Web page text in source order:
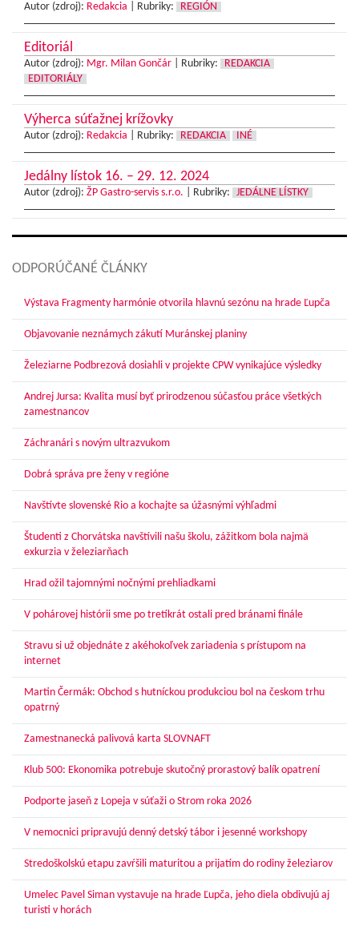
Autor (zdroj): Redakcia Rubriky: REGIÓN
Editoriál
Autor (zdroj): Mgr. Milan Gončár Rubriky:
REDAKCIA
EDITORIÁLY
Výherca súťažnej krížovky
Autor (zdroj): Redakcia Rubriky: REDAKCIA INÉ
Jedálny lístok 16. – 29. 12. 2024
Autor (zdroj): ŽP Gastro-servis s.r.o. Rubriky: JEDÁLNE LÍSTKY
ODPORÚČANÉ ČLÁNKY
Výstava Fragmenty harmónie otvorila hlavnú sezónu na hrade Ľupča
Objavovanie neznámych zákutí Muránskej planiny
Železiarne Podbrezová dosiahli v projekte CPW vynikajúce výsledky
Andrej Jursa: Kvalita musí byť prirodzenou súčasťou práce všetkých
zamestnancov
Záchranári s novým ultrazvukom
Dobrá správa pre ženy v regióne
Navštívte slovenské Rio a kochajte sa úžasnými výhľadmi
Študenti z Chorvátska navštívili našu školu, zážitkom bola najmä
exkurzia v železiarňach
Hrad ožil tajomnými nočnými prehliadkami
V pohárovej histórii sme po tretíkrát ostali pred bránami finále
Stravu si už objednáte z akéhokoľvek zariadenia s prístupom na
internet
Martin Čermák: Obchod s hutníckou produkciou bol na českom trhu
opatrný
Zamestnanecká palivová karta SLOVNAFT
Klub 500: Ekonomika potrebuje skutočný prorastový balík opatrení
Podporte jaseň z Lopeja v súťaži o Strom roka 2026
V nemocnici pripravujú denný detský tábor i jesenné workshopy
Stredoškolskú etapu zavŕšili maturitou a prijatím do rodiny železiarov
Umelec Pavel Siman vystavuje na hrade Ľupča, jeho diela obdivujú aj
turisti v horách